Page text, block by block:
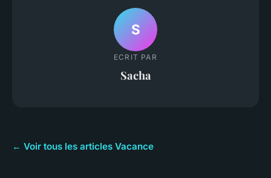
S
ECRIT PAR
Sacha
← Voir tous les articles Vacance